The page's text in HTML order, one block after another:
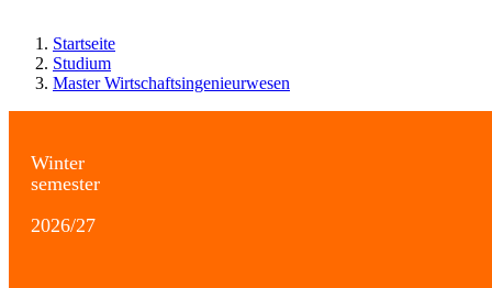
Startseite
Studium
Master Wirtschaftsingenieurwesen
Winter
semester
2026/27